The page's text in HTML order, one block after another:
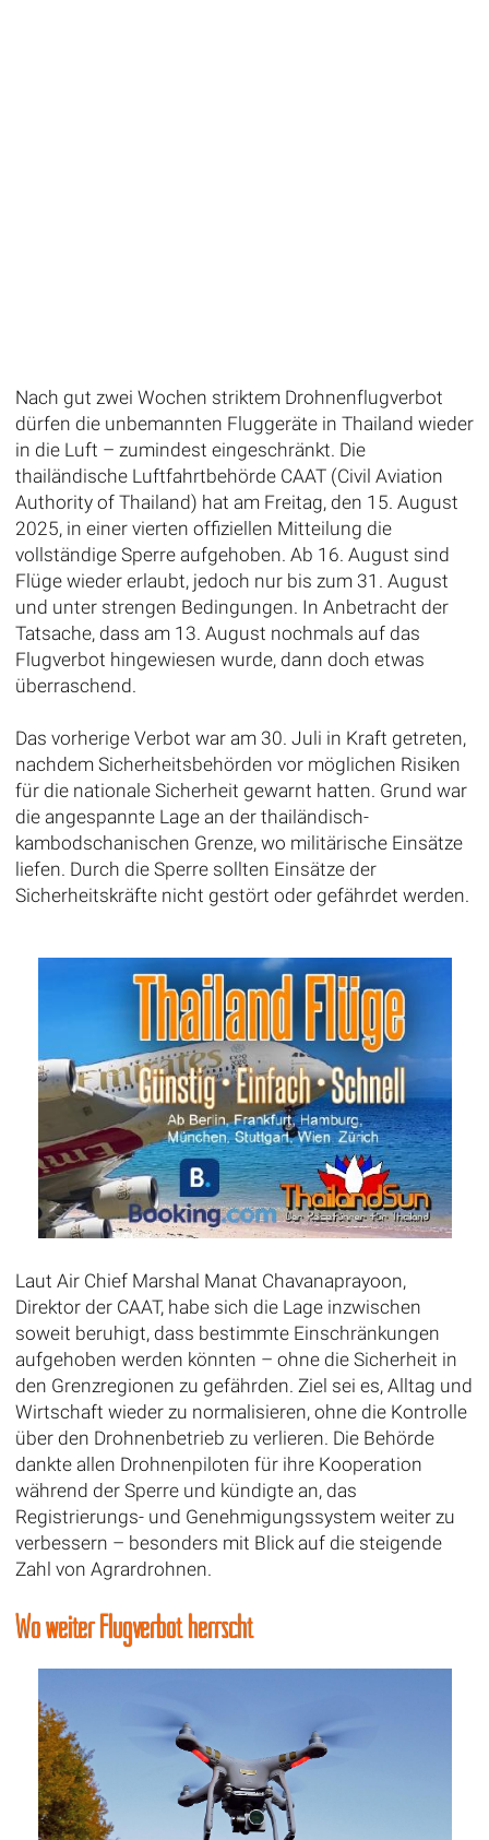
Nach gut zwei Wochen striktem Drohnenflugverbot
dürfen die unbemannten Fluggeräte in Thailand wieder
in die Luft – zumindest eingeschränkt. Die
thailändische Luftfahrtbehörde CAAT (Civil Aviation
Authority of Thailand) hat am Freitag, den 15. August
2025, in einer vierten offiziellen Mitteilung die
vollständige Sperre aufgehoben. Ab 16. August sind
Flüge wieder erlaubt, jedoch nur bis zum 31. August
und unter strengen Bedingungen. In Anbetracht der
Tatsache, dass am 13. August nochmals auf das
Flugverbot hingewiesen wurde, dann doch etwas
überraschend.
Das vorherige Verbot war am 30. Juli in Kraft getreten,
nachdem Sicherheitsbehörden vor möglichen Risiken
für die nationale Sicherheit gewarnt hatten. Grund war
die angespannte Lage an der thailändisch-
kambodschanischen Grenze, wo militärische Einsätze
liefen. Durch die Sperre sollten Einsätze der
Sicherheitskräfte nicht gestört oder gefährdet werden.
Laut Air Chief Marshal Manat Chavanaprayoon,
Direktor der CAAT, habe sich die Lage inzwischen
soweit beruhigt, dass bestimmte Einschränkungen
aufgehoben werden könnten – ohne die Sicherheit in
den Grenzregionen zu gefährden. Ziel sei es, Alltag und
Wirtschaft wieder zu normalisieren, ohne die Kontrolle
über den Drohnenbetrieb zu verlieren. Die Behörde
dankte allen Drohnenpiloten für ihre Kooperation
während der Sperre und kündigte an, das
Registrierungs- und Genehmigungssystem weiter zu
verbessern – besonders mit Blick auf die steigende
Zahl von Agrardrohnen.
Wo weiter Flugverbot herrscht